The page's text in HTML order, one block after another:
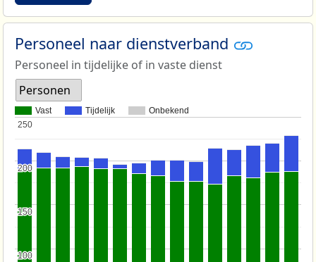
Personeel naar dienstverband
Personeel in tijdelijke of in vaste dienst
Personen
Vast Tijdelijk Onbekend
100
100
150
150
200
200
250
250